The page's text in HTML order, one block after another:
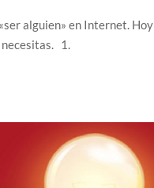
alguien» en Internet. Hoy
1.